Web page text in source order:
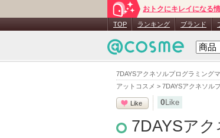
7DAYSアクネソルプログラミング
アットコスメ > 7DAYSアクネソル
おトクにキレイになる
TOP ランキング ブランド
Like 0Like
7DAYSア